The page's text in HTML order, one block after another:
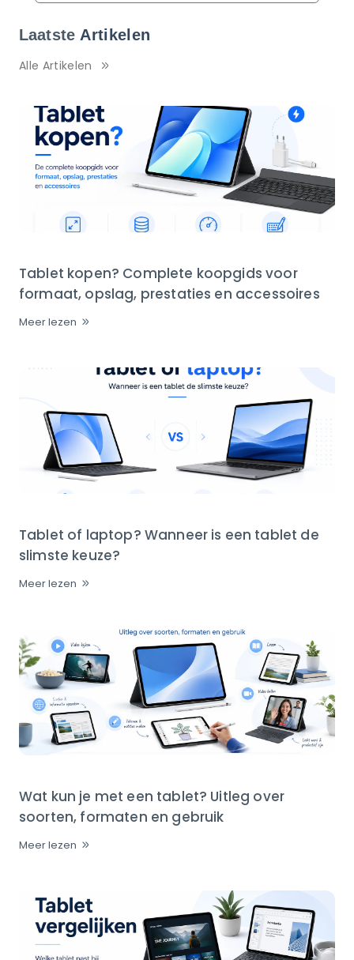
Laatste Artikelen
Alle Artikelen
Tablet kopen? Complete koopgids voor
formaat, opslag, prestaties en accessoires
Meer lezen
Tablet of laptop? Wanneer is een tablet de
slimste keuze?
Meer lezen
Wat kun je met een tablet? Uitleg over
soorten, formaten en gebruik
Meer lezen